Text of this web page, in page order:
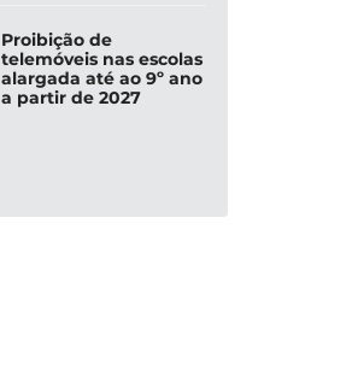
Proibição de
telemóveis nas escolas
alargada até ao 9º ano
a partir de 2027